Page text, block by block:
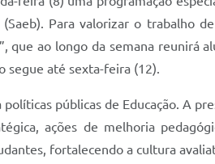
Para valorizar o trabalho
ao longo da semana reunirá
segue até sexta-feira (12).
públicas de Educação. A
ações de melhoria
fortalecendo a cultura